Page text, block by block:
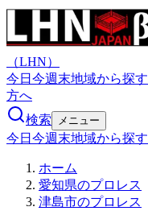
（LHN）
今日 今週末地域から探す
方へ
検索
メニュー
今日 今週末地域から探す
ホーム
愛知県のプロレス
津島市のプロレス